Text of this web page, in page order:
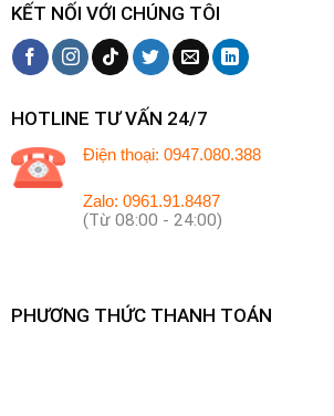
KẾT NỐI VỚI CHÚNG TÔI
HOTLINE TƯ VẤN 24/7
Điện thoại: 0947.080.388
Zalo: 0961.91.8487
(Từ 08:00 - 24:00)
PHƯƠNG THỨC THANH TOÁN